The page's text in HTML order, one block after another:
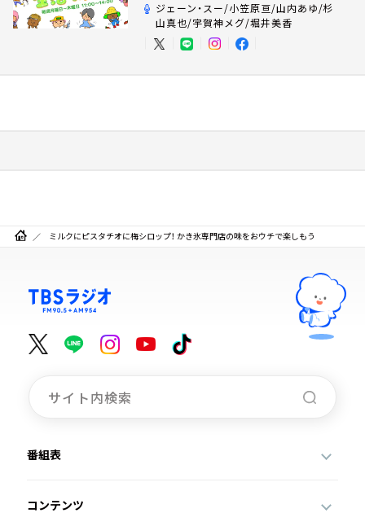
ジェーン・スー/小笠原亘/山内あゆ/杉
山真也/宇賀神メグ/堀井美香
ミルクにピスタチオに梅シロップ！ かき氷専門店の味をおウチで楽しもう
番組表
コンテンツ